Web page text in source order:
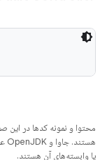
محتوا و نمونه کدها در
یا وابسته‌های آن هستند.